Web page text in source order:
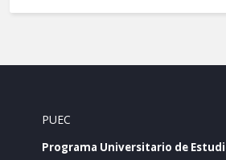
PUEC
Programa Universitario de